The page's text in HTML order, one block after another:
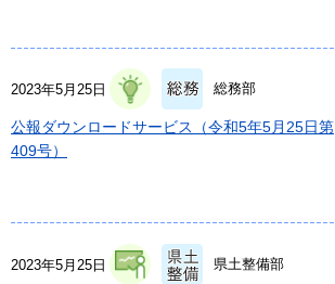
2023年5月25日 総務部
公報ダウンロードサービス（令和5年5月25日第
409号）
2023年5月25日 県土整備部